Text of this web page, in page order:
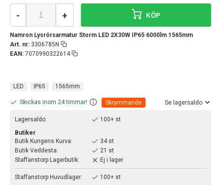
Namron Lysrörsarmatur Storm LED 2X30W IP65 6000lm 1565mm
Art. nr: 3306785N
EAN: 7070990322614
- + KÖP
LED IP65 1565mm
Skickas inom 24 timmar! Skrymmande Se lagersaldo
Lagersaldo:
100+ st
Butiker
Butik Kungens Kurva:
34 st
Butik Veddesta:
21 st
Staffanstorp Lagerbutik:
Ej i lager
Staffanstorp Huvudlager:
100+ st